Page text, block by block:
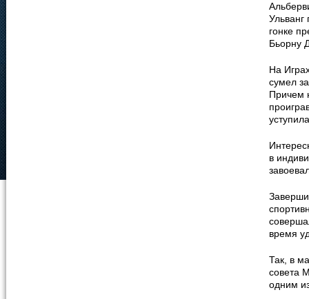
Ульванг
гонке
Бьорну
На
сумел
Причем
в
время
Так, в
совета
одним